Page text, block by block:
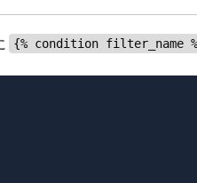
{% condition filter_name